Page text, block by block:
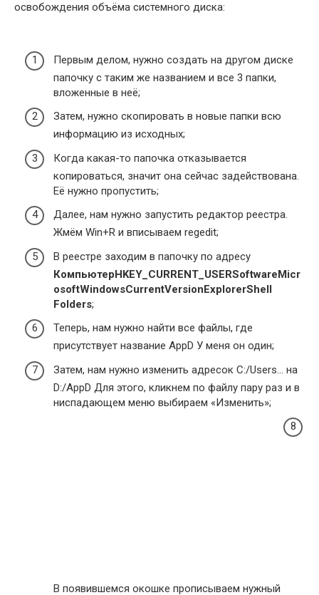
освобождения объёма системного диска:
Первым делом, нужно создать на другом диске
папочку с таким же названием и все 3 папки,
вложенные в неё;
Затем, нужно скопировать в новые папки всю
информацию из исходных;
Когда какая-то папочка отказывается
копироваться, значит она сейчас задействована.
Её нужно пропустить;
Далее, нам нужно запустить редактор реестра.
Жмём Win+R и вписываем regedit;
В реестре заходим в папочку по адресу
КомпьютерHKEY_CURRENT_USERSoftwareMicr
osoftWindowsCurrentVersionExplorerShell
Folders;
Теперь, нам нужно найти все файлы, где
присутствует название AppD У меня он один;
Затем, нам нужно изменить адресок C:/Users… на
D:/AppD Для этого, кликнем по файлу пару раз и в
ниспадающем меню выбираем «Изменить»;
В появившемся окошке прописываем нужный